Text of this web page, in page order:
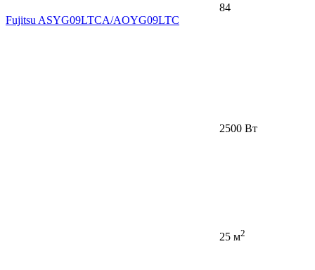
84
Fujitsu ASYG09LTCA/AOYG09LTC
2500 Вт
25 м2